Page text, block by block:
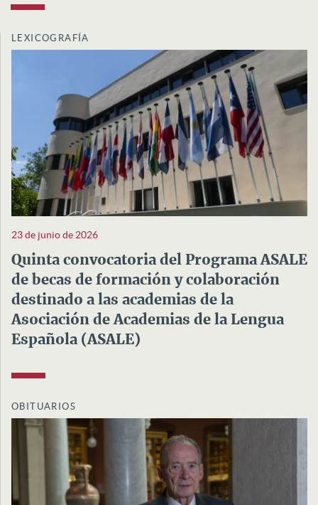
LEXICOGRAFÍA
23 de junio de 2026
Quinta convocatoria del Programa ASALE
de becas de formación y colaboración
destinado a las academias de la
Asociación de Academias de la Lengua
Española (ASALE)
OBITUARIOS